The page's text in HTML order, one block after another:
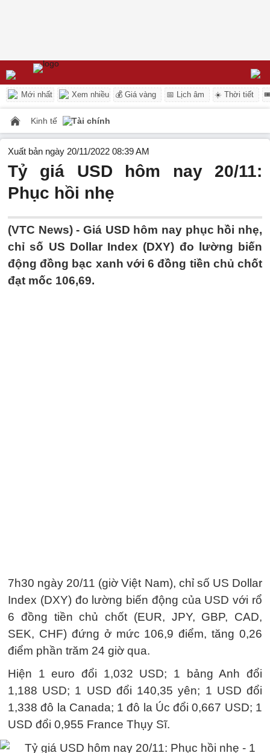
Mới nhất Xem nhiều 💰 Giá vàng 📅 Lịch âm ☀️ Thời tiết
Kinh tế Tài chính
Xuất bản ngày 20/11/2022 08:39 AM
Tỷ giá USD hôm nay 20/11:
Phục hồi nhẹ
(VTC News) - Giá USD hôm nay phục hồi nhẹ,
chỉ số US Dollar Index (DXY) đo lường biến
động đồng bạc xanh với 6 đồng tiền chủ chốt
đạt mốc 106,69.
7h30 ngày 20/11 (giờ Việt Nam), chỉ số US Dollar
Index (DXY) đo lường biến động của USD với rổ
6 đồng tiền chủ chốt (EUR, JPY, GBP, CAD,
SEK, CHF) đứng ở mức 106,9 điểm, tăng 0,26
điểm phần trăm 24 giờ qua.
Hiện 1 euro đổi 1,032 USD; 1 bảng Anh đổi
1,188 USD; 1 USD đổi 140,35 yên; 1 USD đổi
1,338 đô la Canada; 1 đô la Úc đổi 0,667 USD; 1
USD đổi 0,955 France Thụy Sĩ.